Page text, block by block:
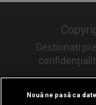
Gestionați
Nouă ne pasă ca